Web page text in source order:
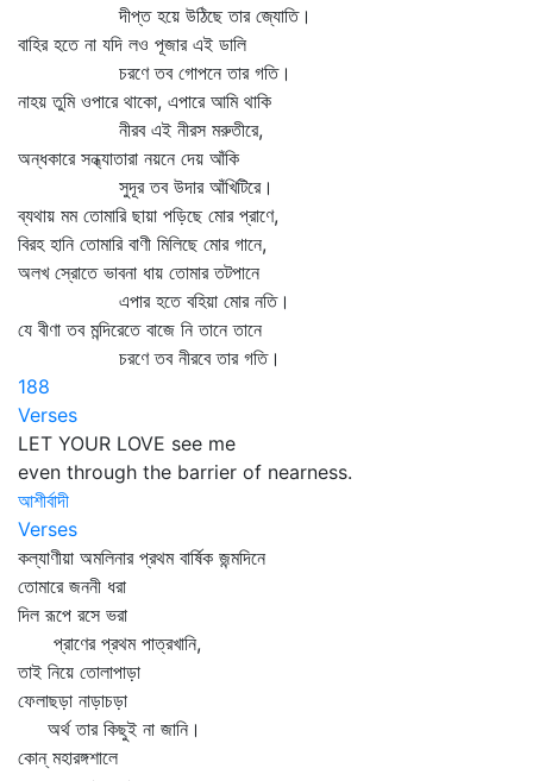
দীপ্ত হয়ে উঠিছে তার জ্যোতি।
বাহির হতে না যদি লও পূজার এই ডালি
চরণে তব গোপনে তার গতি।
নাহয় তুমি ওপারে থাকো, এপারে আমি থাকি
নীরব এই নীরস মরুতীরে,
অন্ধকারে সন্ধ্যাতারা নয়নে দেয় আঁকি
সুদূর তব উদার আঁখিটিরে।
ব্যথায় মম তোমারি ছায়া পড়িছে মোর প্রাণে,
বিরহ হানি তোমারি বাণী মিলিছে মোর গানে,
অলখ স্রোতে ভাবনা ধায় তোমার তটপানে
এপার হতে বহিয়া মোর নতি।
যে বীণা তব মন্দিরেতে বাজে নি তানে তানে
চরণে তব নীরবে তার গতি।
188
Verses
LET YOUR LOVE see me
even through the barrier of nearness.
আশীর্বাদী
Verses
কল্যাণীয়া অমলিনার প্রথম বার্ষিক জন্মদিনে
তোমারে জননী ধরা
দিল রূপে রসে ভরা
প্রাণের প্রথম পাত্রখানি,
তাই নিয়ে তোলাপাড়া
ফেলাছড়া নাড়াচড়া
অর্থ তার কিছুই না জানি।
কোন্‌ মহারঙ্গশালে